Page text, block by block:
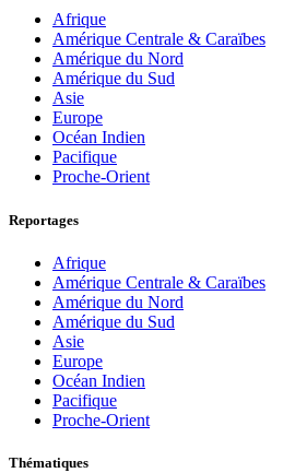
Afrique
Amérique Centrale & Caraïbes
Amérique du Nord
Amérique du Sud
Asie
Europe
Océan Indien
Pacifique
Proche-Orient
Reportages
Afrique
Amérique Centrale & Caraïbes
Amérique du Nord
Amérique du Sud
Asie
Europe
Océan Indien
Pacifique
Proche-Orient
Thématiques